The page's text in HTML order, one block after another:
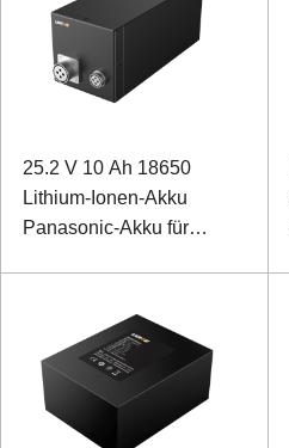
25.2 V 10 Ah 18650
Lithium-Ionen-Akku
Panasonic-Akku für